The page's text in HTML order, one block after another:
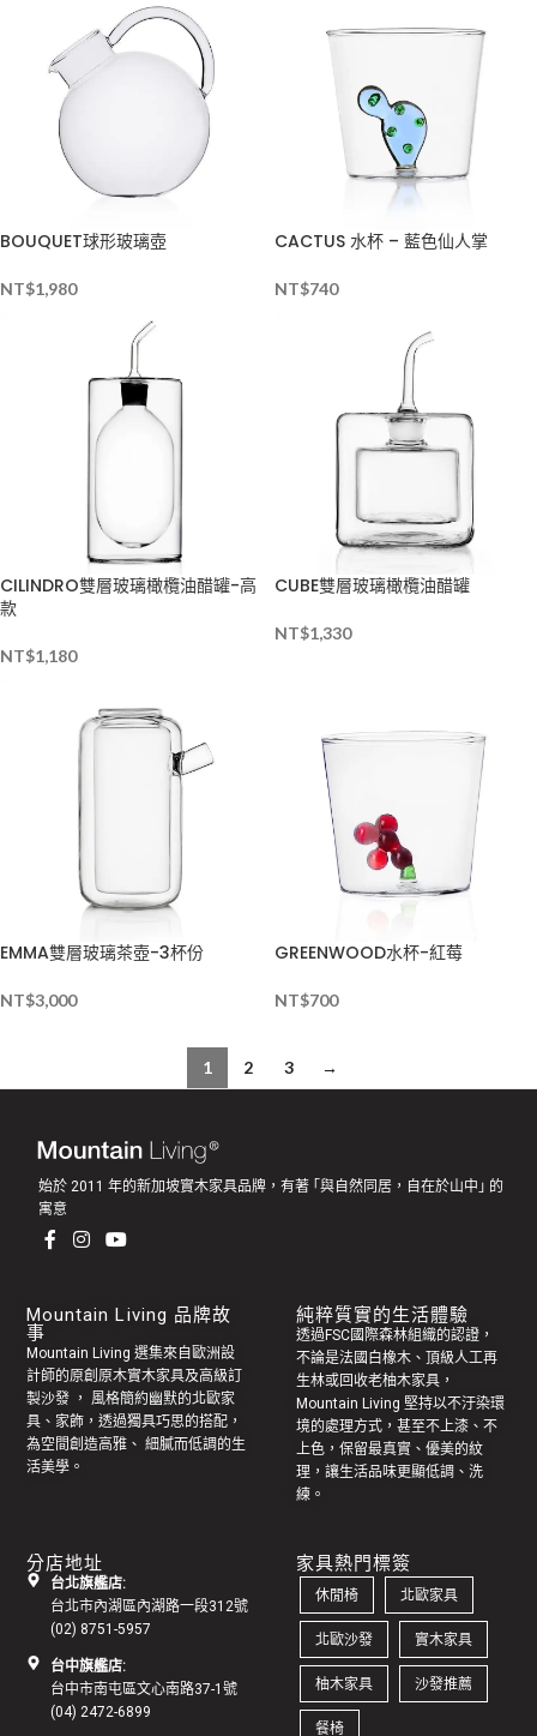
BOUQUET球形玻璃壺
NT$1,980
CACTUS 水杯 – 藍色仙人掌
NT$740
CILINDRO雙層玻璃橄欖油醋罐-高
款
NT$1,180
CUBE雙層玻璃橄欖油醋罐
NT$1,330
EMMA雙層玻璃茶壺-3杯份
NT$3,000
GREENWOOD水杯-紅莓
NT$700
1 2 3 →
始於 2011 年的新加坡實木家具品牌，有著 ｢與自然同居，自在於山中｣ 的
寓意
Mountain Living 品牌故
事
Mountain Living 選集來自歐洲設
計師的原創 原木實木家具及高級訂
製沙發 ， 風格簡約幽默的北歐家
具 、家飾，透過獨具巧思的搭配，
為空間創造高雅、 細膩而低調的生
活美學。
純粹質實的生活體驗
透過FSC國際森林組織的認證，
不論是法國白橡木、頂級人工再
生林或回收老柚木家具 ，
Mountain Living 堅持以不汙染環
境的處理方式，甚至不上漆、不
上色，保留最真實、優美的紋
理，讓生活品味更顯低調、洗
練。
分店地址
台北旗艦店:
台北市內湖區內湖路一段312號
(02) 8751-5957
台中旗艦店:
台中市南屯區文心南路37-1號
(04) 2472-6899
家具熱門標簽
休閒椅 北歐家具
北歐沙發 實木家具
柚木家具 沙發推薦
餐椅